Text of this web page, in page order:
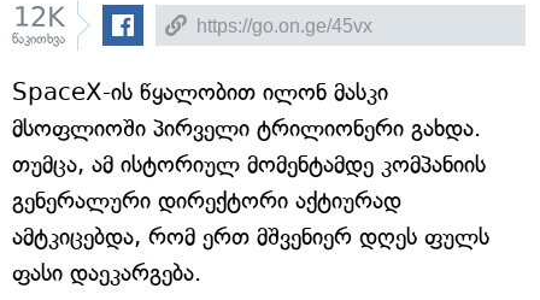
12K
წაკითხვა
SpaceX-ის წყალობით ილონ მასკი
მსოფლიოში პირველი ტრილიონერი გახდა.
თუმცა, ამ ისტორიულ მომენტამდე კომპანიის
გენერალური დირექტორი აქტიურად
ამტკიცებდა, რომ ერთ მშვენიერ დღეს ფულს
ფასი დაეკარგება.